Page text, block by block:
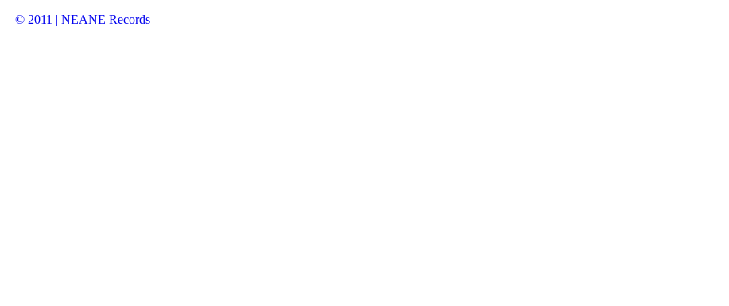
© 2011 | NEANE Records